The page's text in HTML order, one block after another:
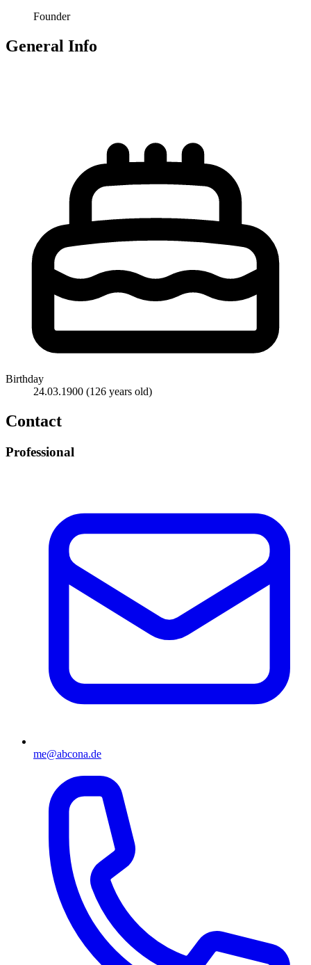
Founder
General Info
Birthday
24.03.1900 (126 years old)
Contact
Professional
me@abcona.de